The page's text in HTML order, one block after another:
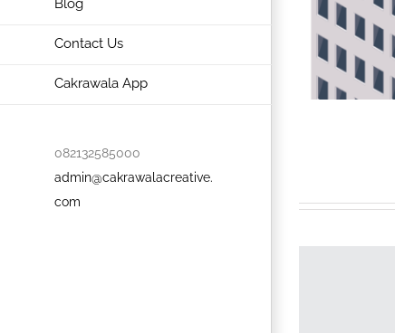
Blog
Contact Us
Cakrawala App
082132585000
admin@cakrawalacreative.
com